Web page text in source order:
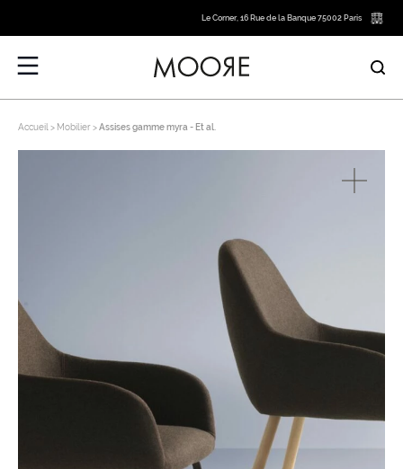
Le Corner, 16 Rue de la Banque 75002 Paris
Accueil Mobilier Assises gamme myra - Et al.